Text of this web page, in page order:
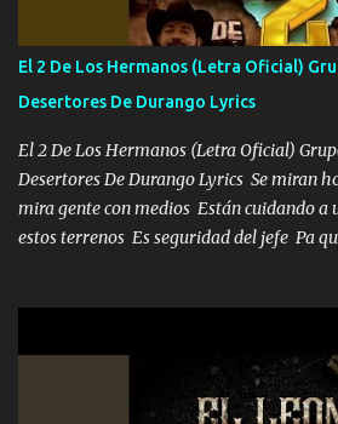
tu vida, y está bien Porque lo que tengo
escribiendo y la otra me va a llamar
la invite a cenar Otras más me están
bailar Pero es que tengo un par de
mueven solo por el interés P...
El 2 De Los Hermanos (Letra Oficial)
Desertores De Durango Lyrics
El 2 De Los Hermanos (Letra Oficial)
Desertores De Durango Lyrics Se miran
mira gente con medios Están cuidando a
estos terrenos Es seguridad del jefe Pa
ni tampoco las mujeres porque es platica
que estar alegres doy las instrucciones
Música Si es que salta algún problema de